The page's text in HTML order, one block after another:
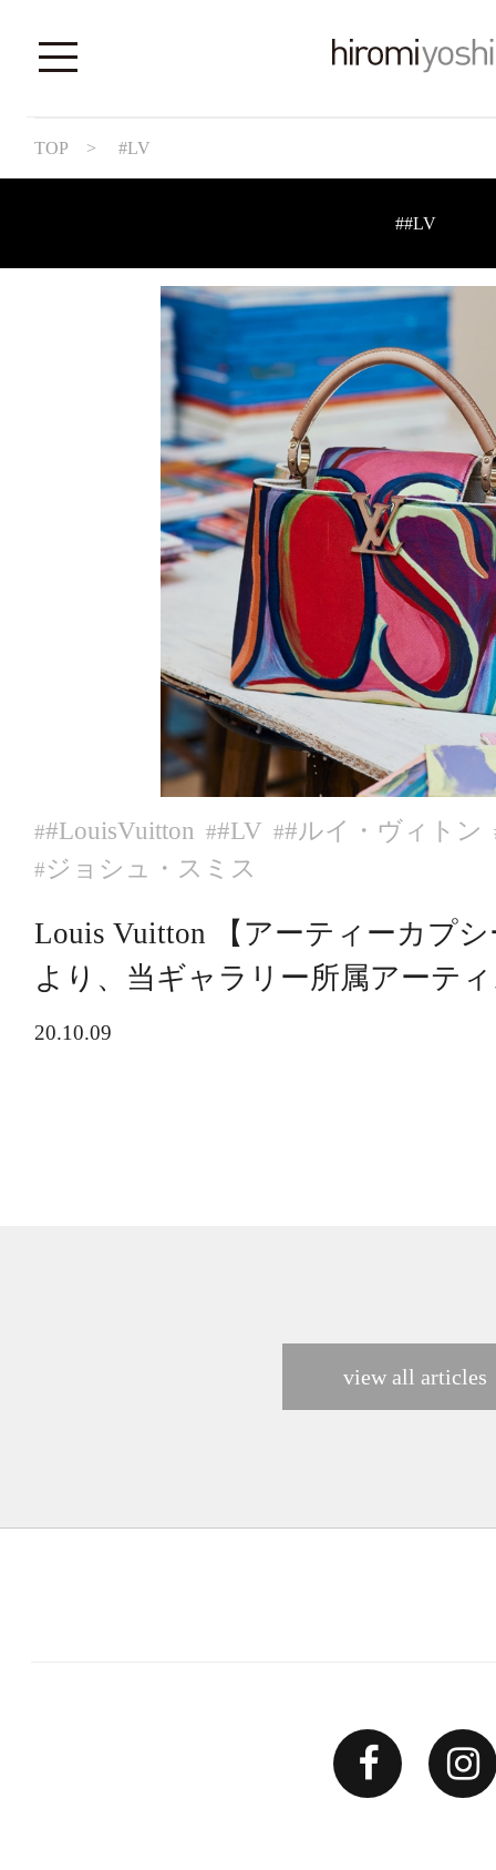
TOP > #LV
##LV
##LouisVuitton ##LV ##ルイ・ヴィトン
#ジョシュ・スミス
Louis Vuitton 【アーティーカプ
より、当ギャラリー所属アーテ
20.10.09
view all articles